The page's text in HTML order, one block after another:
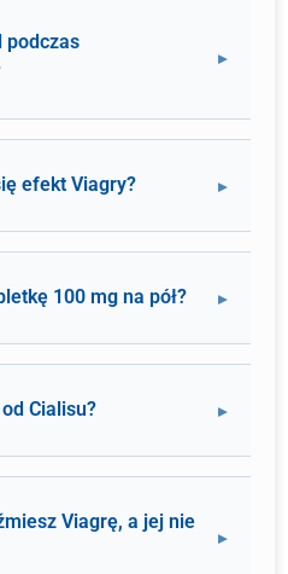
podczas
efekt Viagry?
100 mg na pół?
Cialisu?
Viagrę, a jej nie